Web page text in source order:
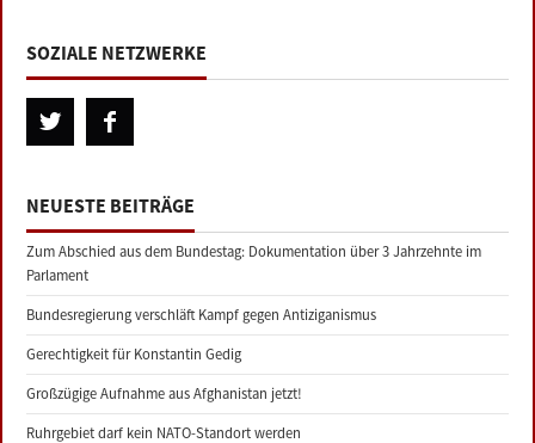
SOZIALE NETZWERKE
NEUESTE BEITRÄGE
Zum Abschied aus dem Bundestag: Dokumentation über 3 Jahrzehnte im
Parlament
Bundesregierung verschläft Kampf gegen Antiziganismus
Gerechtigkeit für Konstantin Gedig
Großzügige Aufnahme aus Afghanistan jetzt!
Ruhrgebiet darf kein NATO-Standort werden